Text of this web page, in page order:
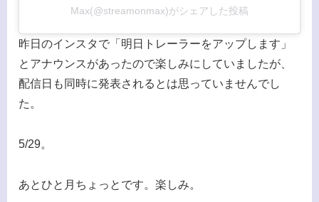
Max(@streamonmax)がシェアした投稿
昨日のインスタで「明日トレーラーをアップします」
とアナウンスがあったので楽しみにしていましたが、
配信日も同時に発表されるとは思っていませんでし
た。
5/29。
あとひと月ちょっとです。楽しみ。